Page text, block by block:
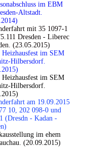
im EBM
Altstadt.
mit 35 1097-1
Dresden - Liberec
(23.05.2015)
im SEM
Hilbersdorf.
im SEM
Hilbersdorf.
am 19.09.2015
10, 202 098-0 und
(Dresdn - Kadan -
im ehem
(20.09.2015)